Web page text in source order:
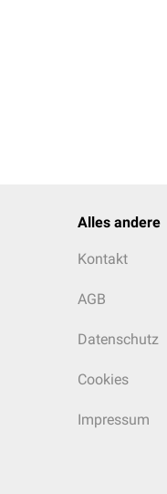
Alles andere
Kontakt
AGB
Datenschutz
Cookies
Impressum